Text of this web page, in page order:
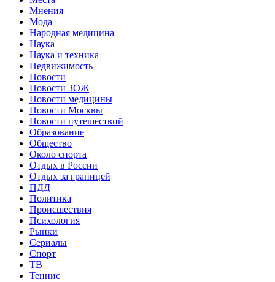
Мнения
Мода
Народная медицина
Наука
Наука и техника
Недвижимость
Новости
Новости ЗОЖ
Новости медицины
Новости Москвы
Новости путешествий
Образование
Общество
Около спорта
Отдых в России
Отдых за границей
ПДД
Политика
Происшествия
Психология
Рынки
Сериалы
Спорт
ТВ
Теннис